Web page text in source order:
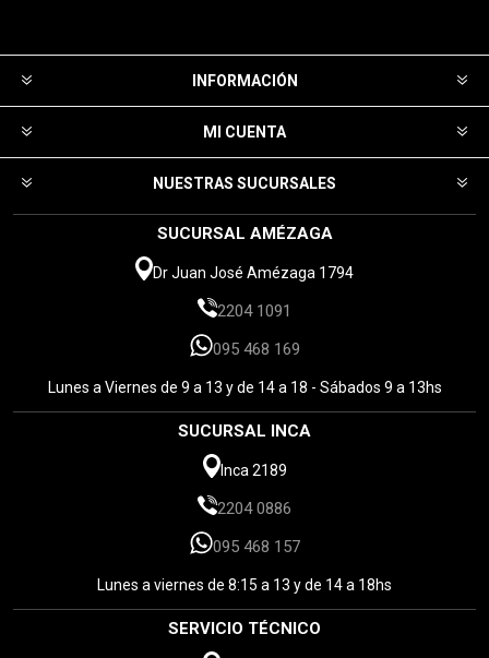
INFORMACIÓN
MI CUENTA
NUESTRAS SUCURSALES
SUCURSAL AMÉZAGA
Dr Juan José Amézaga 1794
2204 1091
095 468 169
Lunes a Viernes de 9 a 13 y de 14 a 18 - Sábados 9 a 13hs
SUCURSAL INCA
Inca 2189
2204 0886
095 468 157
Lunes a viernes de 8:15 a 13 y de 14 a 18hs
SERVICIO TÉCNICO